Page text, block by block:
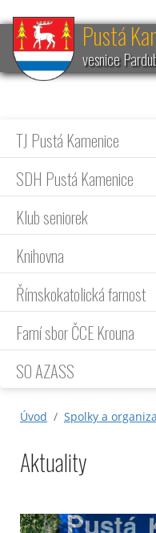
Pustá
vesnice
TJ Pustá Kamenice
SDH Pustá Kamenice
Klub seniorek
Knihovna
Římskokatolická farnost
Farní sbor ČCE Krouna
SO AZASS
Úvod Spolky a
Aktuality